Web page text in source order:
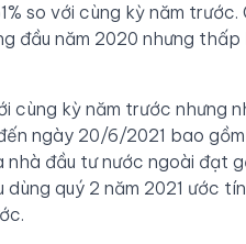
so với cùng kỳ năm
đầu năm 2020 nhưng
cùng kỳ năm trước nhưng
ngày 20/6/2021 bao
đầu tư nước ngoài đạt
quý 2 năm 2021 ước